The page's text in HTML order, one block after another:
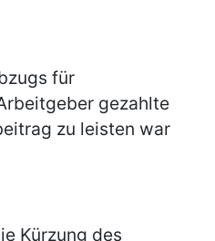
für
gezahlte
zu leisten war
Kürzung des